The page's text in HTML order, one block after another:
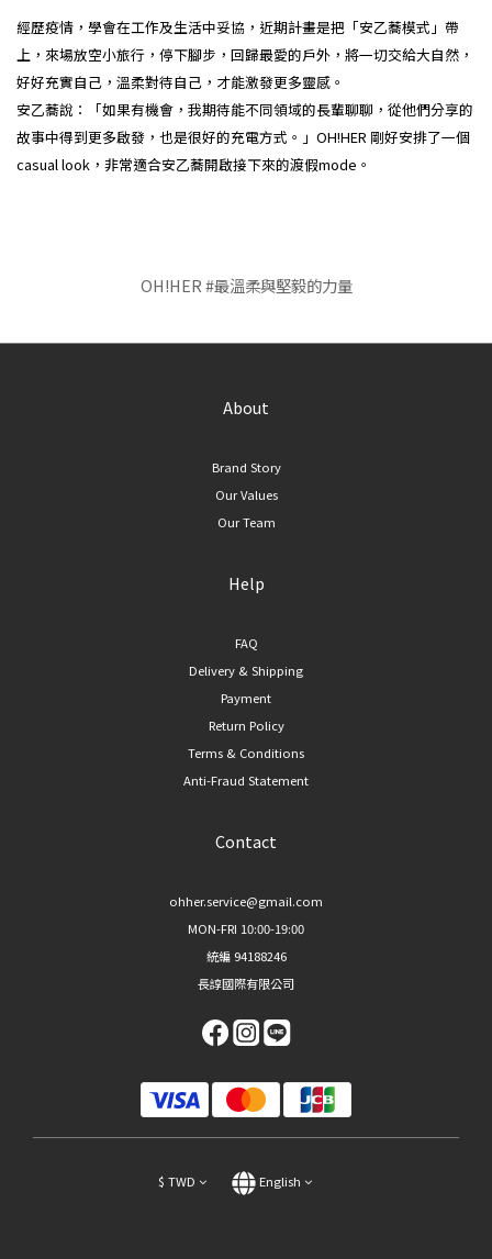
經歷疫情，學會在工作及生活中妥協，近期計畫是把「安乙蕎模式」帶
上，來場放空小旅行，停下腳步，回歸最愛的戶外，將一切交給大自然，
好好充實自己，溫柔對待自己，才能激發更多靈感。
安乙蕎說：「如果有機會，我期待能不同領域的長輩聊聊，從他們分享的
故事中得到更多啟發，也是很好的充電方式。」OH!HER 剛好安排了一個
casual look，非常適合安乙蕎開啟接下來的渡假mode。
OH!HER #最溫柔與堅毅的力量
About
Brand Story
Our Values
Our Team
Help
FAQ
Delivery & Shipping
Payment
Return Policy
Terms & Conditions
Anti-Fraud Statement
Contact
ohher.service@gmail.com
MON-FRI 10:00-19:00
統編 94188246
長諄國際有限公司
$ TWD English